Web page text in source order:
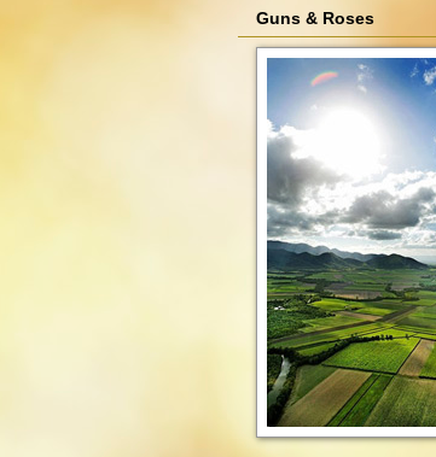
Guns & Roses